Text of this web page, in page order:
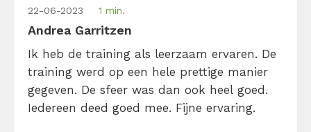
22-06-2023 1 min.
Andrea Garritzen
Ik heb de training als leerzaam ervaren. De
training werd op een hele prettige manier
gegeven. De sfeer was dan ook heel goed.
Iedereen deed goed mee. Fijne ervaring.